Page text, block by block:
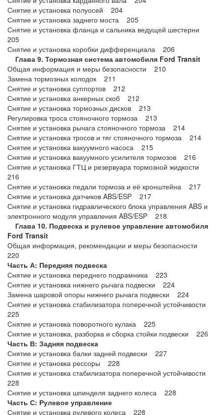
Снятие и установка полуосей 204
Снятие и установка заднего моста 205
Снятие и установка фланца и сальника ведущей шестерни
205
Снятие и установка коробки дифференциала 206
Глава 9. Тормозная система автомобиля Ford Transit
Общая информация и меры безопасности 210
Замена тормозных колодок 211
Снятие и установка суппортов 212
Снятие и установка анкерных скоб 212
Снятие и установка тормозных дисков 213
Регулировка троса стояночного тормоза 213
Снятие и установка рычага стояночного тормоза 214
Снятие и установка тросов и тяг стояночного тормоза 214
Снятие и установка вакуумного насоса 215
Снятие и установка вакуумного усилителя тормозов 216
Снятие и установка ГТЦ и резервуара тормозной жидкости
216
Снятие и установка педали тормоза и её кронштейна 217
Снятие и установка датчиков ABS/ESP 217
Снятие и установка гидравлического блока управления ABS и
электронного модуля управления ABS/ESP 218
Глава 10. Подвеска и рулевое управление автомобиля
Ford Transit
Общая информация, рекомендации и меры безопасности
220
Часть А: Передняя подвеска
Снятие и установка переднего подрамника 223
Снятие и установка нижнего рычага подвески 224
Замена шаровой опоры нижнего рычага подвески 224
Снятие и установка стабилизатора поперечной устойчивости
225
Снятие и установка поворотного кулака 225
Снятие и установка, разборка и сборка стойки подвески 226
Часть В: Задняя подвеска
Снятие и установка балки задней подвески 227
Снятие и установка рессоры 228
Снятие и установка стабилизатора поперечной устойчивости
228
Снятие и установка шпинделя заднего колеса 228
Часть С: Рулевое управление
Снятие и установка рулевого колеса 228